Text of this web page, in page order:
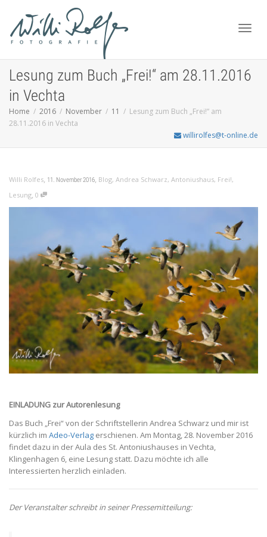
Lesung zum Buch „Frei!“ am 28.11.2016
in Vechta
Home 2016 November 11
Lesung zum Buch „Frei!“ am
28.11.2016 in Vechta
willirolfes@t-online.de
Willi Rolfes, 11. November 2016, Blog, Andrea Schwarz, Antoniushaus, Frei!,
Lesung, 0
EINLADUNG zur Autorenlesung
Das Buch „Frei“ von der Schriftstellerin Andrea Schwarz und mir ist
kürzlich im Adeo-Verlag erschienen. Am Montag, 28. November 2016
findet dazu in der Aula des St. Antoniushauses in Vechta,
Klingenhagen 6, eine Lesung statt. Dazu möchte ich alle
Interessierten herzlich einladen.
Der Veranstalter schreibt in seiner Pressemitteilung: